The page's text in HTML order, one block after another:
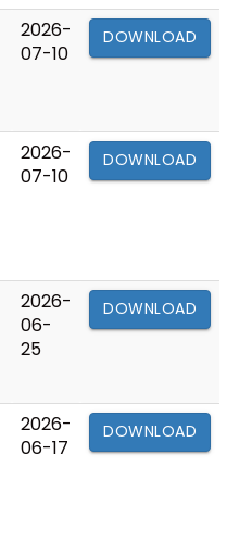
2026-
07-10
DOWNLOAD
2026-
07-10
DOWNLOAD
2026-
06-
25
DOWNLOAD
2026-
06-17
DOWNLOAD